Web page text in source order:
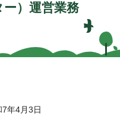
）運営業務
年4月3日